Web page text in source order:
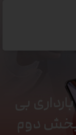
بی
دوم